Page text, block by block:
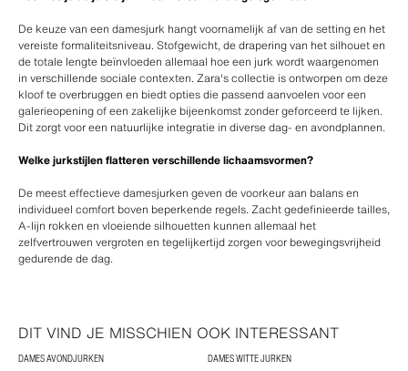
De keuze van een damesjurk hangt voornamelijk af van de setting en het
vereiste formaliteitsniveau. Stofgewicht, de drapering van het silhouet en
de totale lengte beïnvloeden allemaal hoe een jurk wordt waargenomen
in verschillende sociale contexten. Zara's collectie is ontworpen om deze
kloof te overbruggen en biedt opties die passend aanvoelen voor een
galerieopening of een zakelijke bijeenkomst zonder geforceerd te lijken.
Dit zorgt voor een natuurlijke integratie in diverse dag- en avondplannen.
Welke jurkstijlen flatteren verschillende lichaamsvormen?
De meest effectieve damesjurken geven de voorkeur aan balans en
individueel comfort boven beperkende regels. Zacht gedefinieerde tailles,
A-lijn rokken en vloeiende silhouetten kunnen allemaal het
zelfvertrouwen vergroten en tegelijkertijd zorgen voor bewegingsvrijheid
gedurende de dag.
DIT VIND JE MISSCHIEN OOK INTERESSANT
DAMES AVONDJURKEN
DAMES WITTE JURKEN